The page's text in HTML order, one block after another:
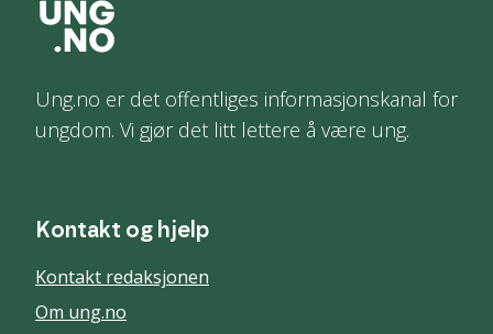
Ung.no er det offentliges informasjonskanal for
ungdom. Vi gjør det litt lettere å være ung.
Kontakt og hjelp
Kontakt redaksjonen
Om ung.no